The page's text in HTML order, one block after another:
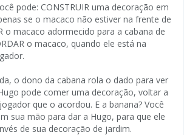
pode: CONSTRUIR uma decoração em
se o macaco não estiver na frente de
o macaco adormecido para a cabana de
o macaco, quando ele está na
o dono da cabana rola o dado para ver
pode comer uma decoração, voltar a
que o acordou. E a banana? Você
sua mão para dar a Hugo, para que ele
de sua decoração de jardim.